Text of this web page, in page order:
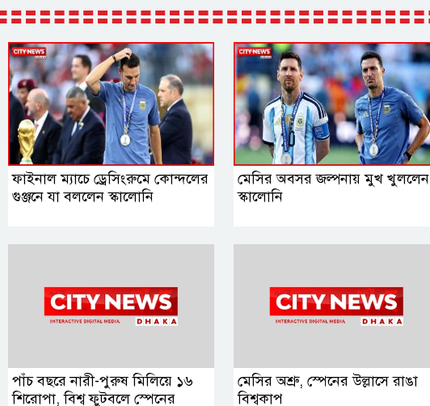
ফাইনাল ম্যাচে ড্রেসিংরুমে কোন্দলের
গুঞ্জনে যা বললেন স্কালোনি
মেসির অবসর জল্পনায় মুখ খুললেন
স্কালোনি
পাঁচ বছরে নারী-পুরুষ মিলিয়ে ১৬
শিরোপা, বিশ্ব ফুটবলে স্পেনের
মেসির অশ্রু, স্পেনের উল্লাসে রাঙা
বিশ্বকাপ